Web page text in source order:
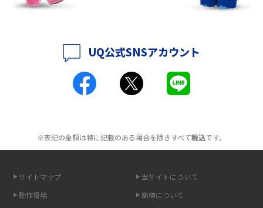
ポケット型Wi-Fiとは？通信の仕組みやメリット・デメリットを解説
工事不要！置くだけWi-Fiの特徴は？メリット・デメリットや選び方を解説
介
ポケット型Wi-Fi（モバイルWi-Fi）とは？おススメする方の特徴や選び方を
UQ公式SNSアカウント
※表記の金額は特に記載のある場合を除きすべて税込です。
サイトマップ
当サイトについて
動作環境
商標について